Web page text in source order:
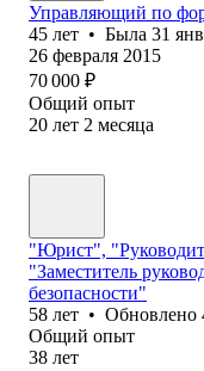
Управляющий по
45 лет • Была 31
26 февраля 2015
70 000 ₽
Общий опыт
20 лет 2 месяца
"Юрист",
"Заместитель
безопасности"
58 лет • Обновлено
Общий опыт
38 лет